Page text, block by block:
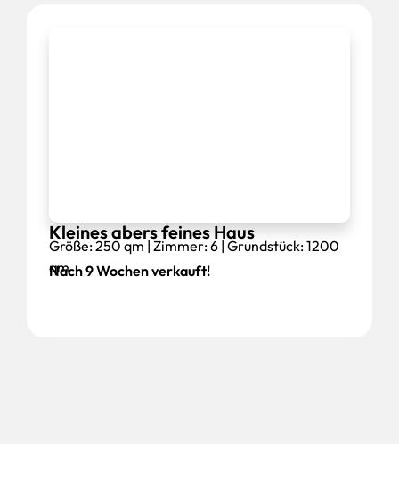
Kleines abers feines Haus
Größe: 250 qm | Zimmer: 6 | Grundstück: 1200
qm
Nach 9 Wochen verkauft!